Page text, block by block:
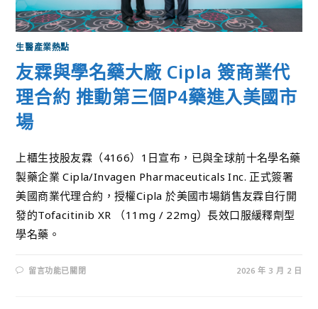
生醫產業熱點
友霖與學名藥大廠 Cipla 簽商業代
理合約 推動第三個P4藥進入美國市
場
上櫃生技股友霖（4166）1日宣布，已與全球前十名學名藥
製藥企業 Cipla/Invagen Pharmaceuticals Inc. 正式簽署
美國商業代理合約，授權Cipla 於美國市場銷售友霖自行開
發的Tofacitinib XR （11mg / 22mg）長效口服緩釋劑型
學名藥。
留言功能已關閉 2026 年 3 月 2 日